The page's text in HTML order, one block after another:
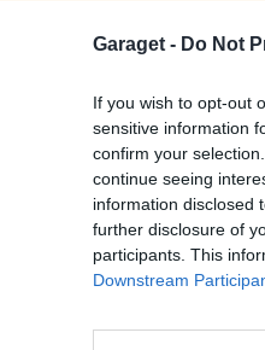
Garaget - Do Not
If you wish to opt-out
sensitive information
confirm your
continue seeing
information disclosed
further disclosure of
participants. This
Downstream